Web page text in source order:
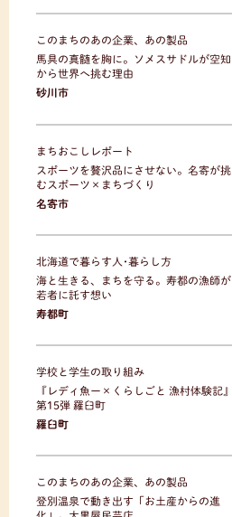
このまちのあの企業、あの製品
馬具の真髄を胸に。ソメスサドルが空知
から世界へ挑む理由
砂川市
まちおこしレポート
スポーツを贅沢品にさせない。名寄が挑
むスポーツ×まちづくり
名寄市
北海道で暮らす人･暮らし方
海と生きる、まちを守る。寿都の漁師が
若者に託す想い
寿都町
学校と学生の取り組み
『レディ魚ー×くらしごと 漁村体験記』
第15弾 羅臼町
羅臼町
このまちのあの企業、あの製品
登別温泉で動き出す「お土産からの進